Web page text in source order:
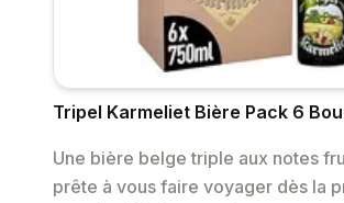
Tripel Karmeliet Bière Pack 6
Une bière belge triple aux notes
prête à vous faire voyager dès la